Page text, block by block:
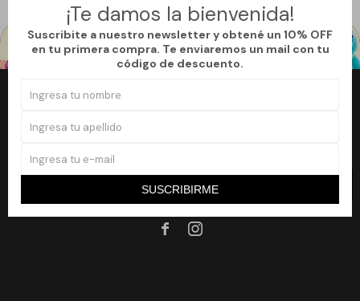
¡Te damos la bienvenida!
Suscribite a nuestro newsletter y obtené un 10% OFF
en tu primera compra. Te enviaremos un mail con tu
código de descuento.
SUSCRIBIRME
¡Suscribite a nuestro newsletter y accedé a un 10% off en tu primera
 